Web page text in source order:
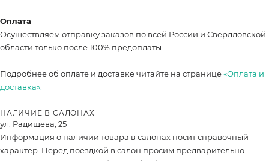
Оплата
Осуществляем отправку заказов по всей России и Свердловской
области только после 100% предоплаты.
Подробнее об оплате и доставке читайте на странице«Оплата и
доставка».
НАЛИЧИЕ В САЛОНАХ
ул. Радищева, 25
Информация о наличии товара в салонах носит справочный
характер. Перед поездкой в салон просим предварительно